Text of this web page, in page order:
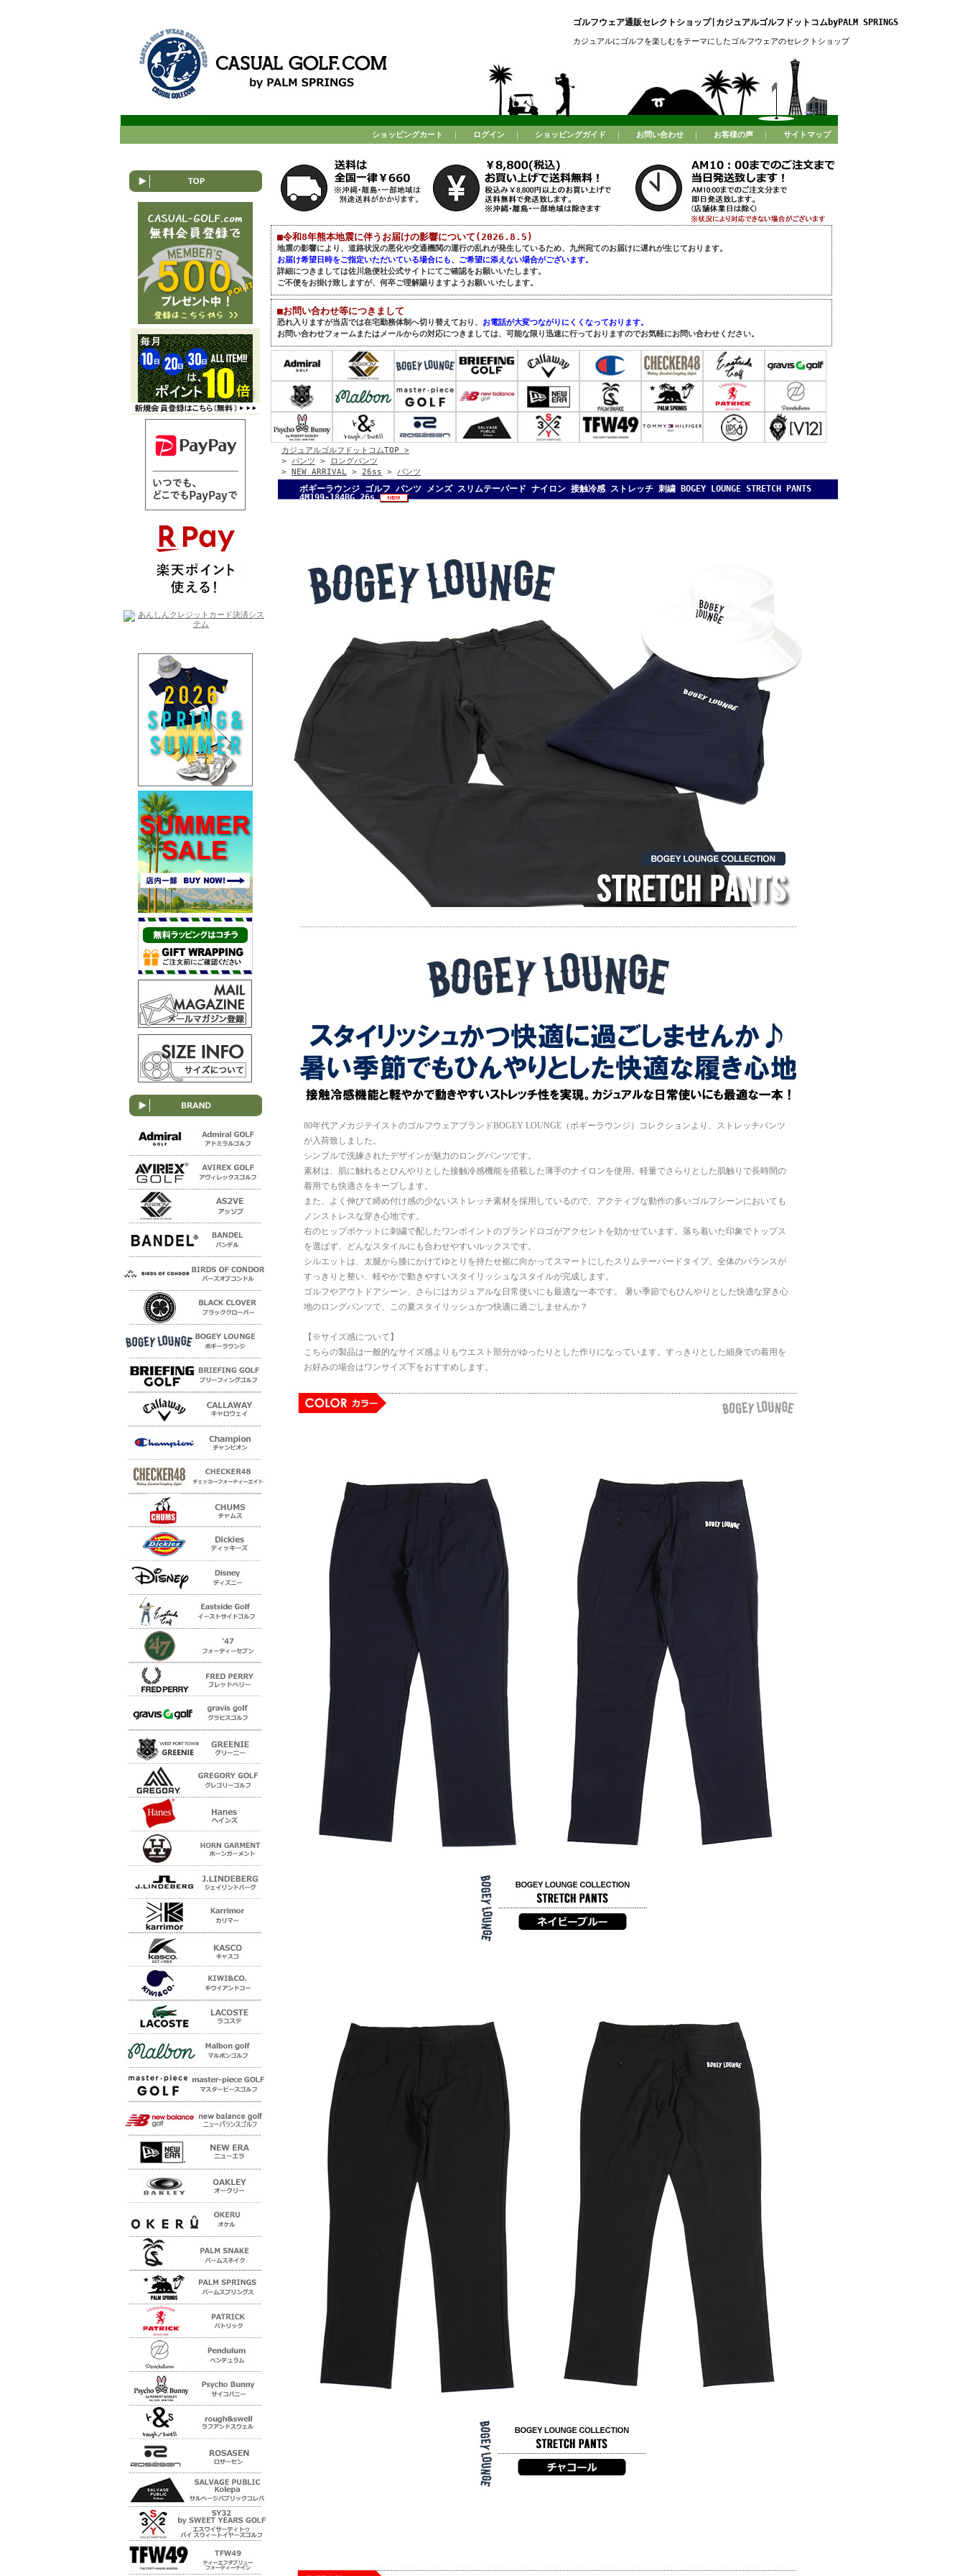
ゴルフウェア通販セレクトショップ|カジュアルゴルフドットコムbyPALM SPRINGS
カジュアルにゴルフを楽しむをテーマにしたゴルフウェアのセレクトショップ
ショッピングカート ｜ ログイン ｜ ショッピングガイド ｜ お問い合わせ ｜ お客様の声 ｜ サイトマップ
■令和8年熊本地震に伴うお届けの影響について(2026.8.5)
地震の影響により、道路状況の悪化や交通機関の運行の乱れが発生しているため、九州宛てのお届けに遅れが生じております。
お届け希望日時をご指定いただいている場合にも、ご希望に添えない場合がございます。
詳細につきましては佐川急便社公式サイトにてご確認をお願いいたします。
ご不便をお掛け致しますが、何卒ご理解賜りますようお願いいたします。
■お問い合わせ等につきまして
恐れ入りますが当店では在宅勤務体制へ切り替えており、 お電話が大変つながりにくくなっております。
お問い合わせフォームまたはメールからの対応につきましては、可能な限り迅速に行っておりますのでお気軽にお問い合わせください。
カジュアルゴルフドットコムTOP >
> パンツ >
ロングパンツ
> NEW ARRIVAL > 26ss > パンツ
ボギーラウンジ ゴルフ パンツ メンズ スリムテーパード ナイロン 接触冷感 ストレッチ 刺繍 BOGEY LOUNGE STRETCH PANTS
4M199-184BG 26s
80年代アメカジテイストのゴルフウェアブランドBOGEY LOUNGE（ボギーラウンジ）コレクションより、ストレッチパンツ
が入荷致しました。
シンプルで洗練されたデザインが魅力のロングパンツです。
素材は、肌に触れるとひんやりとした接触冷感機能を搭載した薄手のナイロンを使用。軽量でさらりとした肌触りで長時間の
着用でも快適さをキープします。
また、よく伸びて締め付け感の少ないストレッチ素材を採用しているので、アクティブな動作の多いゴルフシーンにおいても
ノンストレスな穿き心地です。
右のヒップポケットに刺繍で配したワンポイントのブランドロゴがアクセントを効かせています。落ち着いた印象でトップス
を選ばず、どんなスタイルにも合わせやすいルックスです。
シルエットは、太腿から膝にかけてゆとりを持たせ裾に向かってスマートにしたスリムテーパードタイプ。全体のバランスが
すっきりと整い、軽やかで動きやすいスタイリッシュなスタイルが完成します。
ゴルフやアウトドアシーン、さらにはカジュアルな日常使いにも最適な一本です。 暑い季節でもひんやりとした快適な穿き心
地のロングパンツで、この夏スタイリッシュかつ快適に過ごしませんか？
【※サイズ感について】
こちらの製品は一般的なサイズ感よりもウエスト部分がゆったりとした作りになっています。すっきりとした細身での着用を
お好みの場合はワンサイズ下をおすすめします。